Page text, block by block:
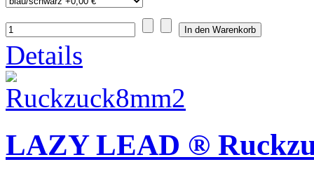
Details
LAZY LEAD ®